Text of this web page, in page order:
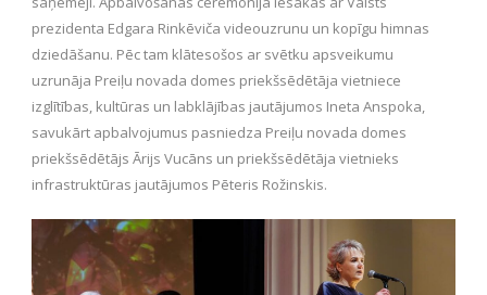
prezidenta Edgara Rinkēviča videouzrunu un kopīgu himnas
dziedāšanu. Pēc tam klātesošos ar svētku apsveikumu
uzrunāja Preiļu novada domes priekšsēdētāja vietniece
izglītības, kultūras un labklājības jautājumos Ineta Anspoka,
savukārt apbalvojumus pasniedza Preiļu novada domes
priekšsēdētājs Ārijs Vucāns un priekšsēdētāja vietnieks
infrastruktūras jautājumos Pēteris Rožinskis.